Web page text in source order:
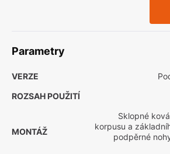
Parametry
VERZE
ROZSAH POUŽITÍ
MONTÁŽ
Sklopné
korpusu a
podpěrné